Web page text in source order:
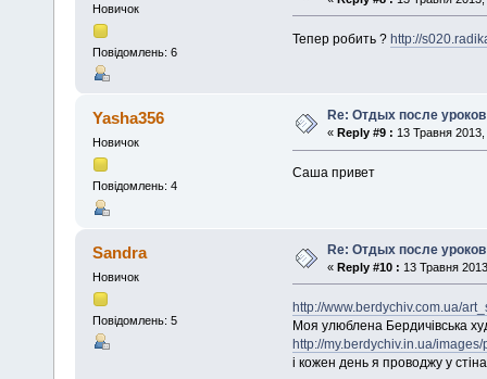
Новичок
Повідомлень: 6
Тепер робить ? http://
Yasha356
Новичок
Повідомлень: 4
Re: Отдых после уроков
« Reply #9 : 13 Травня
Саша привет
Sandra
Новичок
Повідомлень: 5
Re: Отдых после уроков
« Reply #10 : 13 Травня
http://www.berdychiv.com.ua/
Моя улюблена Бердичівська
http://my.berdychiv.in.ua/
і кожен день я проводжу у